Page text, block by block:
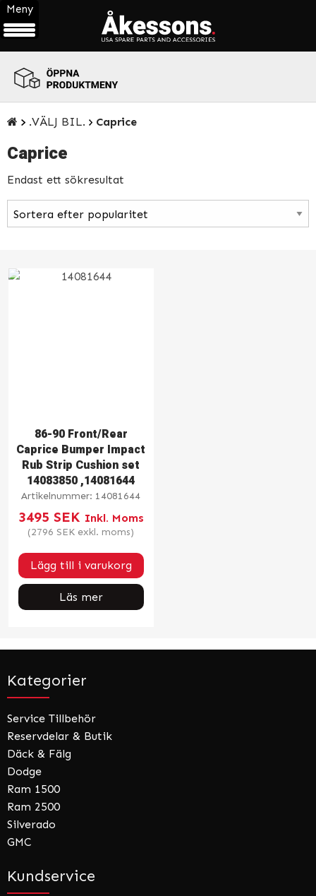
ÖPPNA
PRODUKTMENY
.VÄLJ BIL. Caprice
Caprice
Endast ett sökresultat
86-90 Front/Rear
Caprice Bumper Impact
Rub Strip Cushion set
14083850 ,14081644
Artikelnummer: 14081644
3495 SEK Inkl. Moms
(2796 SEK exkl. moms)
Lägg till i varukorg
Läs mer
Kategorier
Service Tillbehör
Reservdelar & Butik
Däck & Fälg
Dodge
Ram 1500
Ram 2500
Silverado
GMC
Kundservice
Meny